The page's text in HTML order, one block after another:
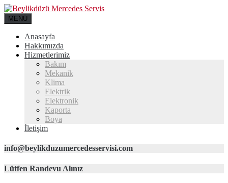
MENÜ
Anasayfa
Hakkımızda
Hizmetlerimiz
Bakım
Mekanik
Klima
Elektrik
Elektronik
Kaporta
Boya
İletişim
info@beylikduzumercedesservisi.com
Lütfen Randevu Alınız